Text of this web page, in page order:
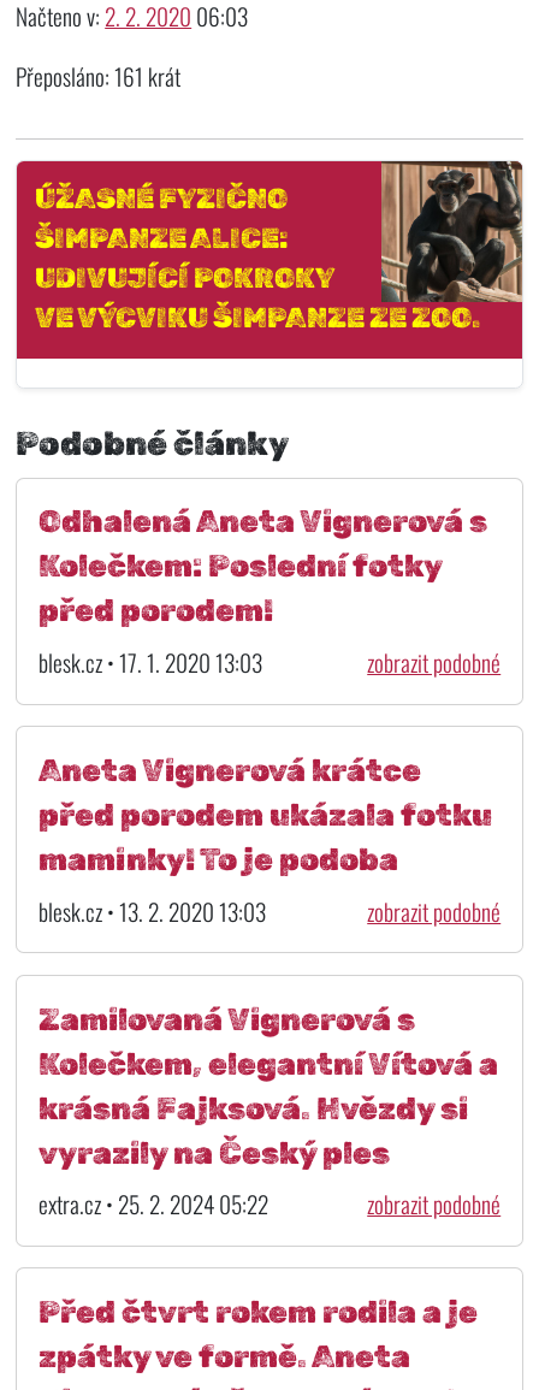
Načteno v: 2. 2. 2020 06:03
Přeposláno: 161 krát
ÚŽASNÉ FYZIČNO
ŠIMPANZE ALICE:
UDIVUJÍCÍ POKROKY
VE VÝCVIKU ŠIMPANZE ZE ZOO.
Podobné články
Odhalená Aneta Vignerová s
Kolečkem: Poslední fotky
před porodem!
blesk.cz • 17. 1. 2020 13:03 zobrazit podobné
Aneta Vignerová krátce
před porodem ukázala fotku
maminky! To je podoba
blesk.cz • 13. 2. 2020 13:03 zobrazit podobné
Zamilovaná Vignerová s
Kolečkem, elegantní Vítová a
krásná Fajksová. Hvězdy si
vyrazily na Český ples
extra.cz • 25. 2. 2024 05:22 zobrazit podobné
Před čtvrt rokem rodila a je
zpátky ve formě. Aneta